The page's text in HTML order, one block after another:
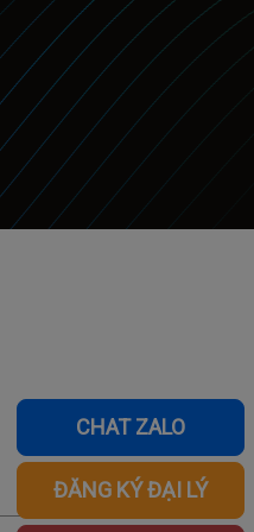
CHAT ZALO
ĐĂNG KÝ ĐẠI LÝ